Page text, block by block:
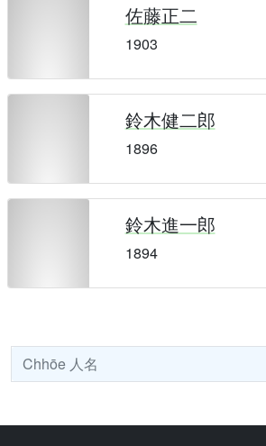
佐藤正二
1903
鈴木健二郎
1896
鈴木進一郎
1894